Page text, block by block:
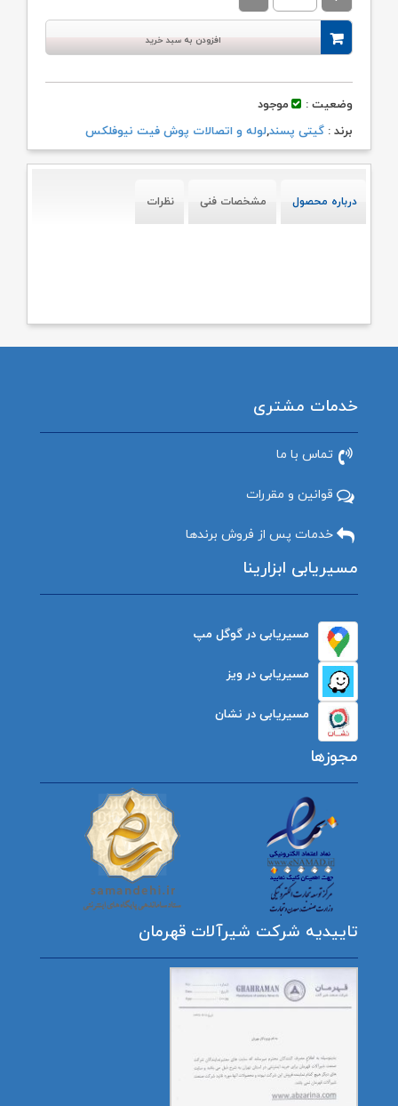
اصلی:
۲۰۲,۲۳۵ تومان
افزودن به سبد خرید
وضعیت :
موجود
برند : گیتی پسند,لوله و اتصالات پوش فیت نیوفلکس
درباره محصول مشخصات فنی نظرات
خدمات مشتری
تماس با ما
قوانین و مقررات
خدمات پس از فروش برندها
مسیریابی ابزارینا
مسیریابی در گوگل مپ
مسیریابی در ویز
مسیریابی در نشان
مجوزها
تاییدیه شرکت شیرآلات قهرمان